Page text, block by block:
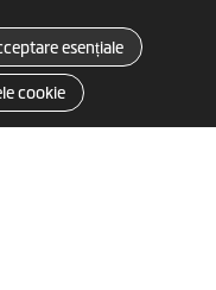
esențiale
cookie